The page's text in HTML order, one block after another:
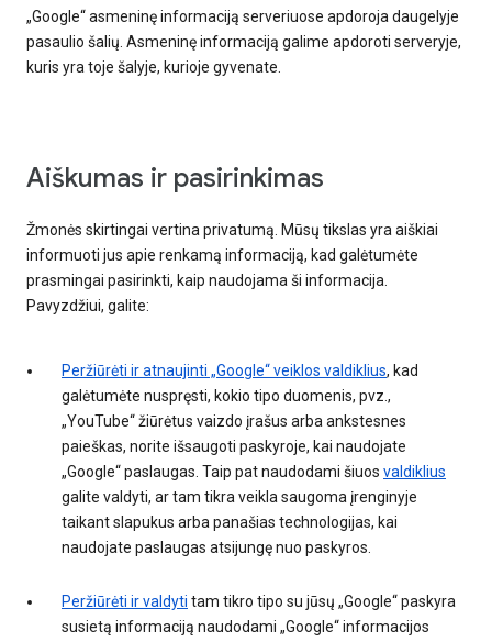
„Google“ asmeninę informaciją serveriuose apdoroja daugelyje
pasaulio šalių. Asmeninę informaciją galime apdoroti serveryje,
kuris yra toje šalyje, kurioje gyvenate.
Aiškumas ir pasirinkimas
Žmonės skirtingai vertina privatumą. Mūsų tikslas yra aiškiai
informuoti jus apie renkamą informaciją, kad galėtumėte
prasmingai pasirinkti, kaip naudojama ši informacija.
Pavyzdžiui, galite:
Peržiūrėti ir atnaujinti „Google“ veiklos valdiklius, kad
galėtumėte nuspręsti, kokio tipo duomenis, pvz.,
„YouTube“ žiūrėtus vaizdo įrašus arba ankstesnes
paieškas, norite išsaugoti paskyroje, kai naudojate
„Google“ paslaugas. Taip pat naudodami šiuos valdiklius
galite valdyti, ar tam tikra veikla saugoma įrenginyje
taikant slapukus arba panašias technologijas, kai
naudojate paslaugas atsijungę nuo paskyros.
Peržiūrėti ir valdyti tam tikro tipo su jūsų „Google“ paskyra
susietą informaciją naudodami „Google“ informacijos